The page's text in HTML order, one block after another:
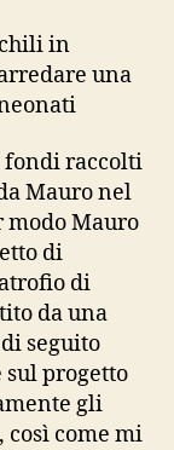
in
una
fondi raccolti
Mauro nel
modo Mauro
di
di
da una
seguito
progetto
gli
come mi